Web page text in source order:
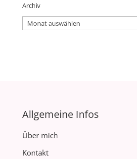
Archiv
Archiv
Allgemeine Infos
Über mich
Kontakt